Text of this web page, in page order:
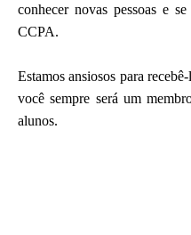
conhecer novas pessoas e
CCPA.
Estamos ansiosos para
você sempre será um
alunos.